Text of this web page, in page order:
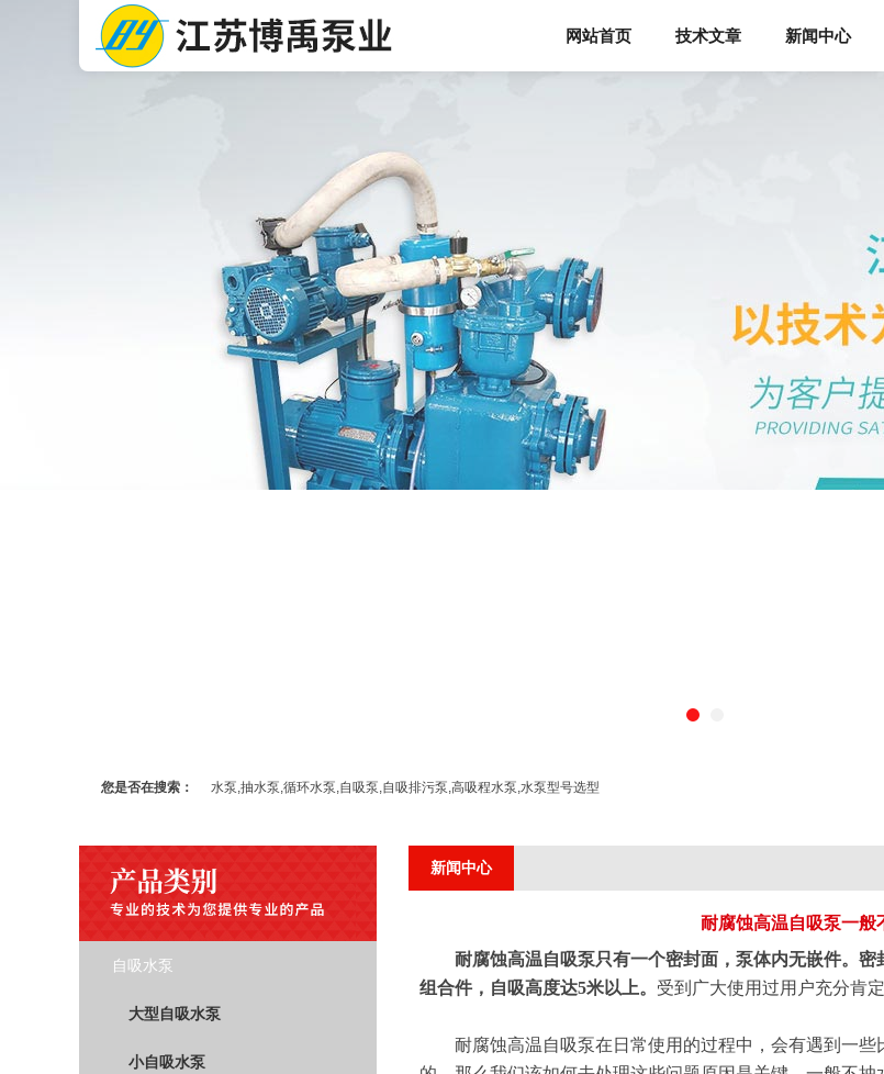
网站首页 技术文章 新闻中心
您是否在搜索： 水泵,抽水泵,循环水泵,自吸泵,自吸排污泵,高吸程水泵,水泵型号选型
自吸水泵
大型自吸水泵
小自吸水泵
新闻中心
耐腐蚀高温自吸泵一般
耐腐蚀高温自吸泵只有一个密封面，泵体内无嵌件。
组合件，自吸高度达5米以上。 受到广大使用过用户充分肯定
耐腐蚀高温自吸泵在日常使用的过程中，会有遇到一些